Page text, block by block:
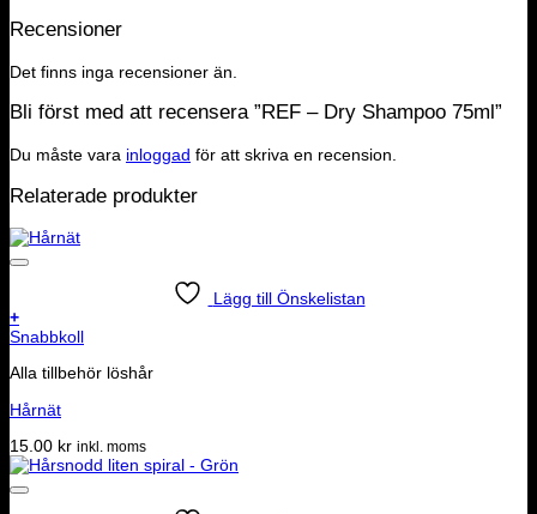
Recensioner
Det finns inga recensioner än.
Bli först med att recensera ”REF – Dry Shampoo 75ml”
Du måste vara inloggad för att skriva en recension.
Relaterade produkter
Lägg till Önskelistan
+
Snabbkoll
Alla tillbehör löshår
Hårnät
15.00 kr inkl. moms